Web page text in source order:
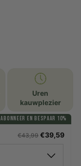
Uren
kauwplezier
ABONNEER EN BESPAAR 10%
€43,99 €39,59